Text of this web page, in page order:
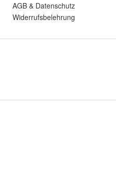
AGB & Datenschutz
Widerrufsbelehrung